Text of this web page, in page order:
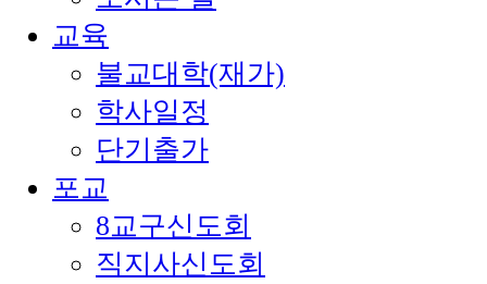
교육
불교대학(재가)
학사일정
단기출가
포교
8교구신도회
직지사신도회